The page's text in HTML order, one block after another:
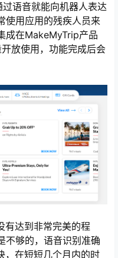
语音就能向机器人表达
使用应用的残疾人员来
成在MakeMyTrip产品
放使用，功能完成后会
有达到非常完美的程
不够的，语音识别准确
，在短短几个月内的时